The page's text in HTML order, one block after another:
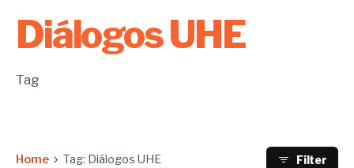
Diálogos UHE
Tag
Home Tag: Diálogos UHE Filter